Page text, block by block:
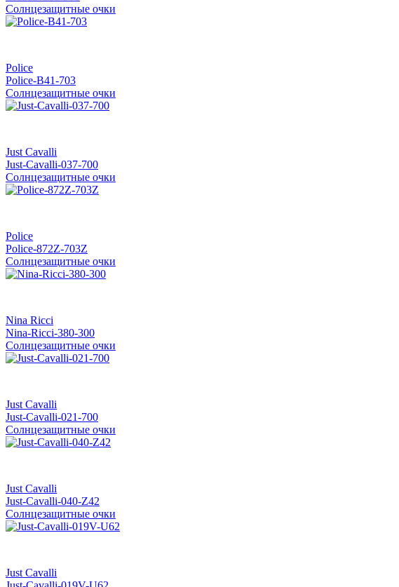
Солнцезащитные очки
Police
Police-B41-703
Солнцезащитные очки
Just Cavalli
Just-Cavalli-037-700
Солнцезащитные очки
Police
Police-872Z-703Z
Солнцезащитные очки
Nina Ricci
Nina-Ricci-380-300
Солнцезащитные очки
Just Cavalli
Just-Cavalli-021-700
Солнцезащитные очки
Just Cavalli
Just-Cavalli-040-Z42
Солнцезащитные очки
Just Cavalli